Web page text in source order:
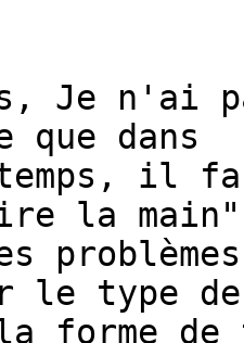
Je n'ai
que dans
temps, il
la
le type de
forme